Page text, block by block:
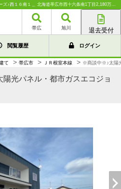
※商談中※♪太陽光パネル・都市ガスエコジョーズ♪西１６南１＿ 北海道帯広市西十六条南1丁目2,180万円の中古一戸建て｜中古住宅や中古物件情報｜株式会社丸正池田
帯広 旭川 退去受付
旭川店
閲覧履歴 ログイン
て > 帯広市 > ＪＲ根室本線 > ※商談中※♪太陽
光パネル・都市ガスエコジョ